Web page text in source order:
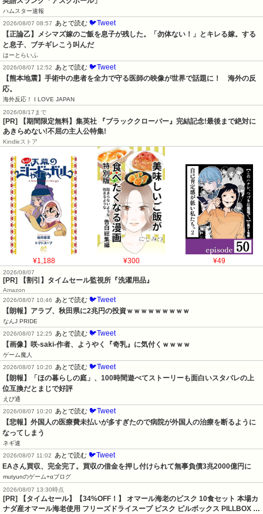
ハムスター速報
2026/08/07 08:57
あとで読む 🐦Tweet
【正論乙】メシマズ嫁のご飯を息子が残した。「勿体ない！」とキレる嫁。する
と息子、ブチギレこう叫んだ
はーとらいふ
2026/08/07 12:52
あとで読む 🐦Tweet
【熊本地震】手術中の患者を全力で守る医師の映像が世界で話題に！　海外の反
応。
海外反応！ I LOVE JAPAN
2026/08/17まで
[PR] 【期間限定無料】集英社 『ブラッククローバー』完結記念!最後まで絶対に
あきらめない!不屈の主人公特集!
Kindleストア
¥1,188 ¥300 ¥49
2026/08/07
[PR] 【割引】タイムセール監視所『洗濯用品』
Amazon
2026/08/07 10:46
あとで読む 🐦Tweet
【朗報】アラブ、秋田県に2兆円の投資ｗｗｗｗｗｗｗｗｗ
なんJ PRIDE
2026/08/07 12:25
あとで読む 🐦Tweet
【画像】咲-saki-作者、ようやく『奇乳』に気付くｗｗｗｗ
ゲーム魔人
2026/08/07 10:20
あとで読む 🐦Tweet
【朗報】「ほの暮らしの庭」、100時間遊べてストーリーも面白いスタバレの上
位互換だとまじで好評
えび通
2026/08/07 10:20
あとで読む 🐦Tweet
【悲報】外国人の医療費未払いが多すぎたので病院が外国人の治療を断るように
なってしまう
ネギ速
2026/08/07 11:02
あとで読む 🐦Tweet
EAさん買収、完全完了。買収の借金を押し付けられて無事負債3兆2000億円に
mutyunのゲーム+αブログ
2026/08/07 13:30時点
[PR] 【タイムセール】【34%OFF！】 オマール海老のビスク 10食セット 本場カ
ナダ産オマール海老使用 フリーズドライスープ ビスク ピルボックス PILLBOX …